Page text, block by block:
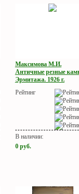
Максимова М.И.
Античные резные
Эрмитажа. 1926 г.
Рейтинг
В наличии:
0 руб.